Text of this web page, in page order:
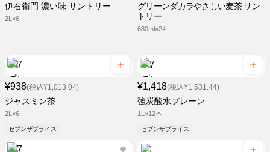
伊右衛門 濃い味 サントリー
2L×6
グリーンダカラやさしい麦茶 サン
トリー
680ml×24
¥938(税込¥1,013.04)
ジャスミン茶
2L×6
セブンザプライス
¥1,418(税込¥1,531.44)
強炭酸水プレーン
1L×12本
セブンザプライス